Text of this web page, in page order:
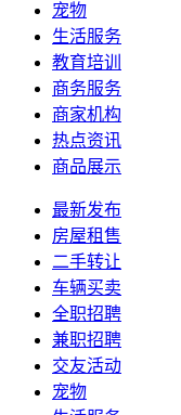
宠物
生活服务
教育培训
商务服务
商家机构
热点资讯
商品展示
最新发布
房屋租售
二手转让
车辆买卖
全职招聘
兼职招聘
交友活动
宠物